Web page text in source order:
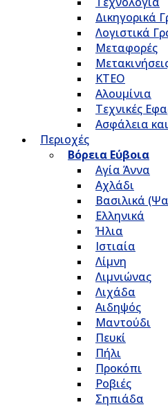
Δικηγορικά
Λογιστικά
Μεταφορές
ΚΤΕΟ
Αλουμίνια
Τεχνικές
Ασφάλεια
Περιοχές
Βόρεια Εύβοια
Αγία Άννα
Αχλάδι
Βασιλικά
Ελληνικά
Ήλια
Ιστιαία
Λίμνη
Λιμνιώνας
Λιχάδα
Αιδηψός
Μαντούδι
Πευκί
Πήλι
Προκόπι
Ροβιές
Σηπιάδα